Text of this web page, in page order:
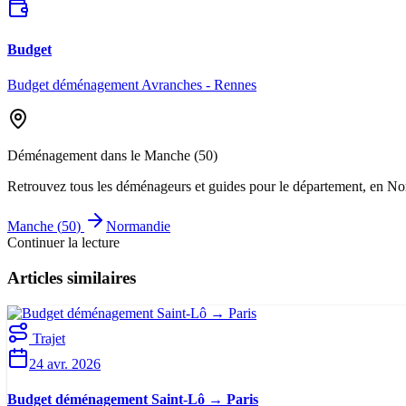
Budget
Budget déménagement Avranches - Rennes
Déménagement dans le Manche (50)
Retrouvez tous les déménageurs et guides pour le département, en
Manche (50)
Normandie
Continuer la lecture
Articles similaires
Trajet
24 avr. 2026
Budget déménagement Saint-Lô → Paris